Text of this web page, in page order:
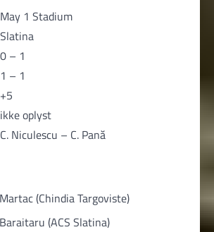
May 1 Stadium
Slatina
0 – 1
1 – 1
+5
ikke oplyst
C. Niculescu – C. Pană
(Chindia Targoviste)
(ACS Slatina)